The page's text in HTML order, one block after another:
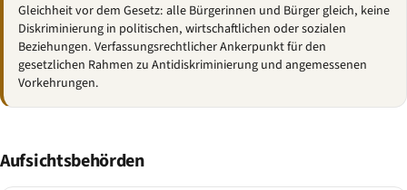
Gleichheit vor dem Gesetz: alle Bürgerinnen und Bürger gleich, keine
Diskriminierung in politischen, wirtschaftlichen oder sozialen
Beziehungen. Verfassungsrechtlicher Ankerpunkt für den
gesetzlichen Rahmen zu Antidiskriminierung und angemessenen
Vorkehrungen.
Aufsichtsbehörden